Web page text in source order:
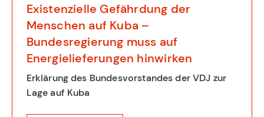
Existenzielle Gefährdung der
Menschen auf Kuba –
Bundesregierung muss auf
Energielieferungen hinwirken
Erklärung des Bundesvorstandes der VDJ zur
Lage auf Kuba